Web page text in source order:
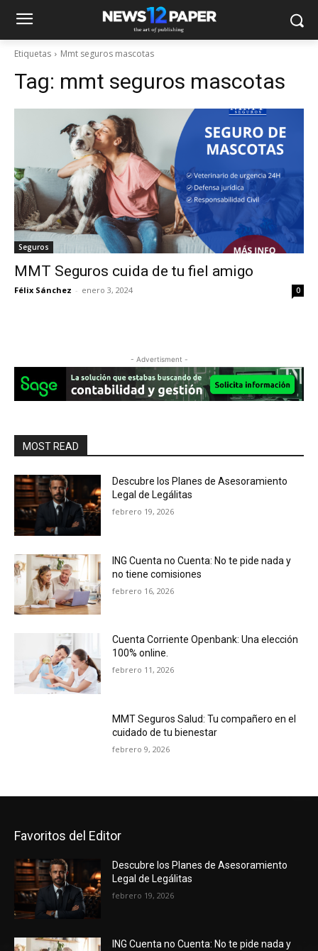
Etiquetas Mmt seguros mascotas
Tag: mmt seguros mascotas
Seguros
MMT Seguros cuida de tu fiel amigo
Félix Sánchez - enero 3, 2024 0
- Advertisment -
MOST READ
Descubre los Planes de Asesoramiento
Legal de Legálitas
febrero 19, 2026
ING Cuenta no Cuenta: No te pide nada y
no tiene comisiones
febrero 16, 2026
Cuenta Corriente Openbank: Una elección
100% online.
febrero 11, 2026
MMT Seguros Salud: Tu compañero en el
cuidado de tu bienestar
febrero 9, 2026
Favoritos del Editor
Descubre los Planes de Asesoramiento
Legal de Legálitas
febrero 19, 2026
ING Cuenta no Cuenta: No te pide nada y